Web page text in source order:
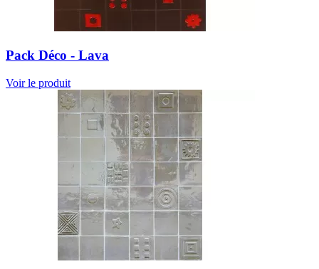
Pack Déco - Lava
Voir le produit